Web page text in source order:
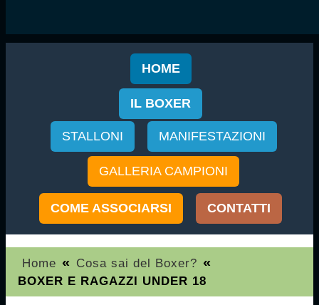
HOME
IL BOXER
STALLONI MANIFESTAZIONI
GALLERIA CAMPIONI
COME ASSOCIARSI CONTATTI
Home « Cosa sai del Boxer? «
BOXER E RAGAZZI UNDER 18